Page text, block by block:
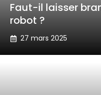
Faut-il laisser
robot ?
27 mars 2025